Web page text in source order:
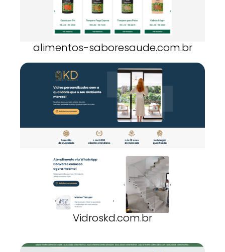
alimentos-saboresaude.com.br
Vidroskd.com.br